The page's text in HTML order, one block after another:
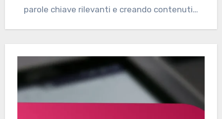
parole chiave rilevanti e creando contenuti…